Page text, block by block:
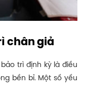
chân giả
trì định kỳ là điều
bền bỉ. Một số yếu